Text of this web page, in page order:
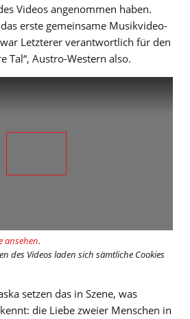
Videos angenommen haben.
erste gemeinsame Musikvideo-
Letzterer verantwortlich für den
Tal“, Austro-Western also.
ansehen.
des Videos laden sich sämtliche Cookies
setzen das in Szene, was
die Liebe zweier Menschen in